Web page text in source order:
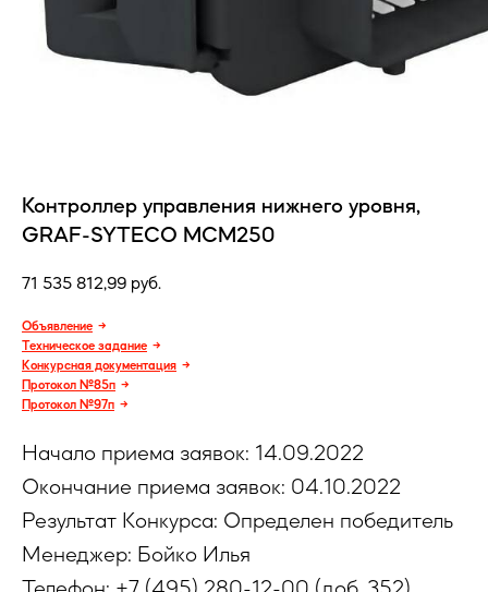
Контроллер управления нижнего уровня,
GRAF-SYTECO MCM250
71 535 812,99 руб.
Объявление
Техническое задание
Конкурсная документация
Протокол №85п
Протокол №97п
Начало приема заявок: 14.09.2022
Окончание приема заявок: 04.10.2022
Результат Конкурса: Определен победитель
Менеджер: Бойко Илья
Телефон: +7 (495) 280-12-00 (доб. 352)